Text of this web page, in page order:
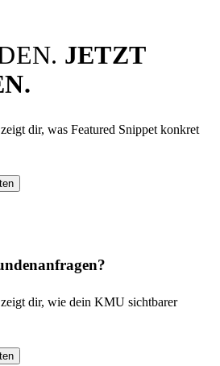
JETZT
dir, was Featured Snippet konkret
dir, wie dein KMU sichtbarer